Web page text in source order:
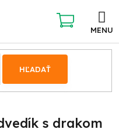
HĽADAŤ
NÁKUPNÝ
KOŠÍK
s drakom